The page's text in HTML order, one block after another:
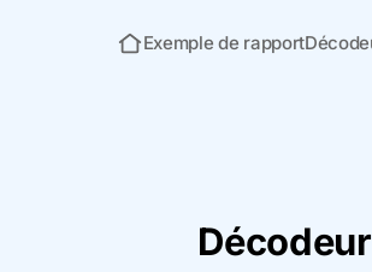
Acceuil
Exemple de rapport